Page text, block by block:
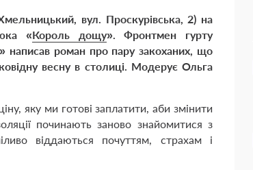
вул. Проскурівська, 2) на
«Король дощу». Фронтмен гурту
написав роман про пару закоханих, що
весну в столиці. Модерує Ольга
яку ми готові заплатити, аби змінити
починають заново знайомитися з
віддаються почуттям, страхам і